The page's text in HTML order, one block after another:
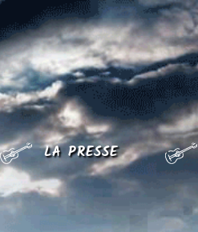
LA PRESSE